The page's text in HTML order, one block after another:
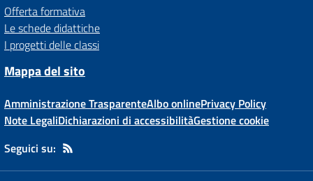
Offerta formativa
Le schede didattiche
I progetti delle classi
Mappa del sito
Amministrazione TrasparenteAlbo onlinePrivacy Policy
Note LegaliDichiarazioni di accessibilitàGestione cookie
Seguici su: